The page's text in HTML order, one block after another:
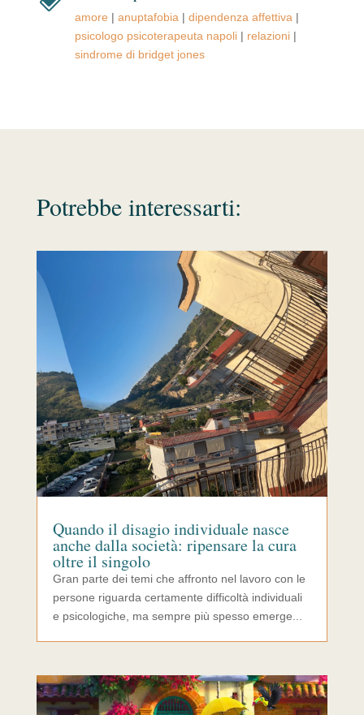
amore | anuptafobia | dipendenza affettiva |
psicologo psicoterapeuta napoli| relazioni|
sindrome di bridget jones
Potrebbe interessarti:
Quando il disagio individuale nasce
anche dalla società: ripensare la cura
oltre il singolo
Gran parte dei temi che affronto nel lavoro con le
persone riguarda certamente difficoltà individuali
e psicologiche, ma sempre più spesso emerge...